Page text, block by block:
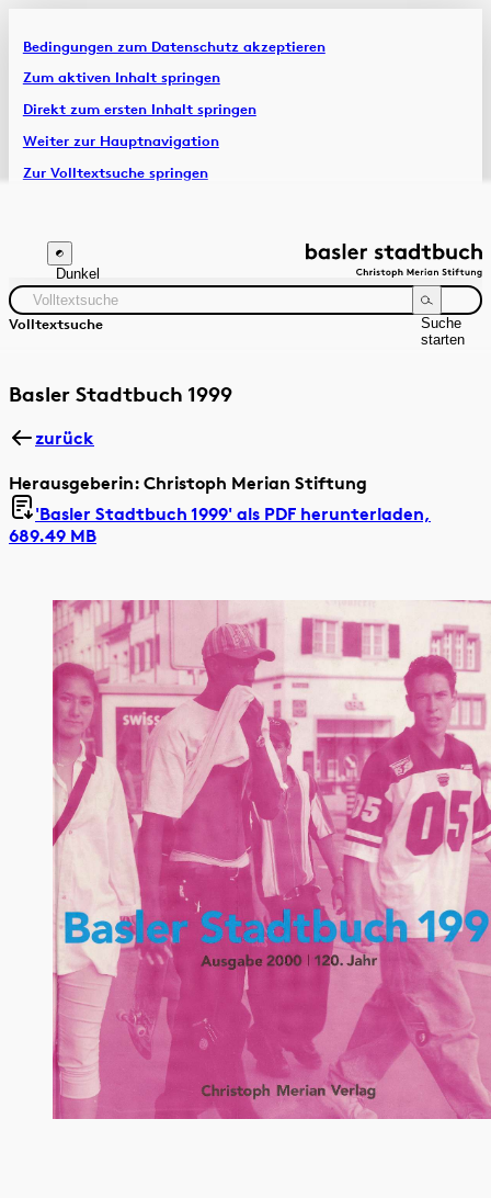
Bedingungen zum Datenschutz akzeptieren
Zum aktiven Inhalt springen
Direkt zum ersten Inhalt springen
Weiter zur Hauptnavigation
Zur Volltextsuche springen
Artikel & Dossiers
Chronik
Dunkel
Volltextsuche
Suche
starten
Zeitraum Autor:in
Basler Stadtbuch 1999
zurück
Herausgeberin: Christoph Merian Stiftung
'Basler Stadtbuch 1999' als PDF herunterladen,
689.49 MB